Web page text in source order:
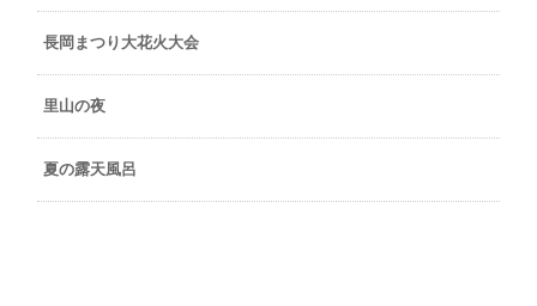
長岡まつり大花火大会
里山の夜
夏の露天風呂